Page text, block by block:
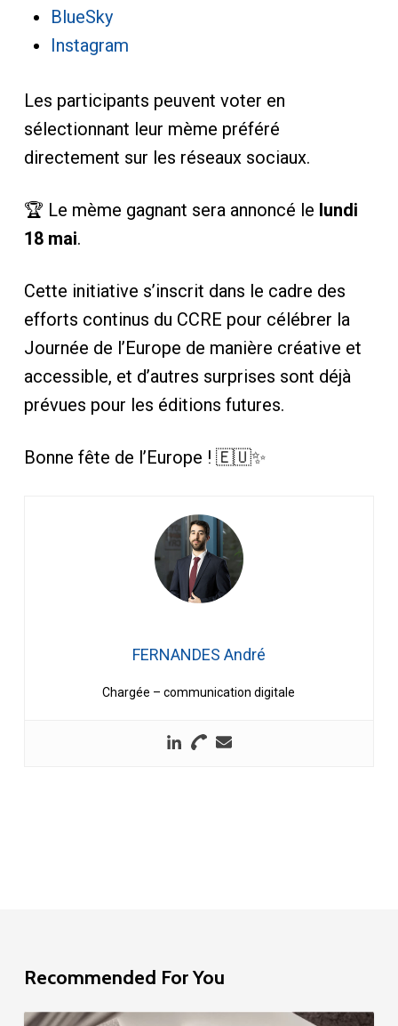
BlueSky
Instagram
Les participants peuvent voter en
sélectionnant leur mème préféré
directement sur les réseaux sociaux.
🏆 Le mème gagnant sera annoncé le lundi
18 mai.
Cette initiative s’inscrit dans le cadre des
efforts continus du CCRE pour célébrer la
Journée de l’Europe de manière créative et
accessible, et d’autres surprises sont déjà
prévues pour les éditions futures.
Bonne fête de l’Europe ! 🇪🇺✨
FERNANDES André
Chargée – communication digitale
Recommended For You